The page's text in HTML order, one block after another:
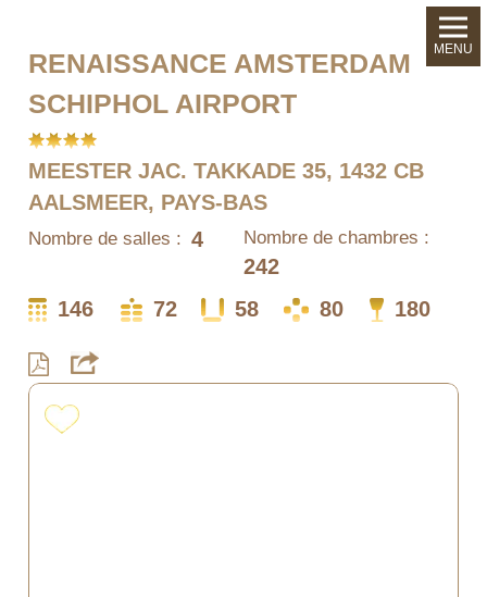
RENAISSANCE AMSTERDAM
SCHIPHOL AIRPORT
MEESTER JAC. TAKKADE 35, 1432 CB
AALSMEER, PAYS-BAS
Nombre de salles : 4 Nombre de chambres :
242
146
72 58 80 180
MENU